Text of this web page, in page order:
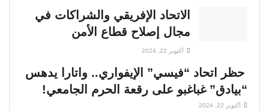
الاتحاد الإفريقي والشراكات في
مجال إصلاح قطاع الأمن
أكتوبر 22, 2024
حظر اتحاد “فيسي” الإيفواري.. واتارا يدهس
“بيادق” غباغبو على رقعة الحرم الجامعي!
أكتوبر 22, 2024